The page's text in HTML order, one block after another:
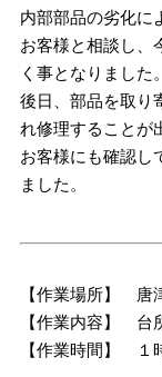
内部部品の劣化に
お客様と相談し、
く事となりました。
後日、部品を取り
れ修理することが
お客様にも確認し
ました。
【作業場所】 唐
【作業内容】 台
【作業時間】 １